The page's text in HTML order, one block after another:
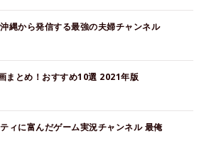
縄から発信する最強の夫婦チャンネル
まとめ！おすすめ10選 2021年版
ィに富んだゲーム実況チャンネル 最俺